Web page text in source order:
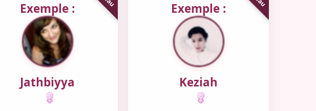
Exemple :
Jathbiyya
Exemple :
Keziah